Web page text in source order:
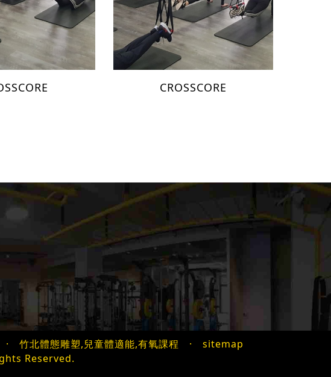
CROSSCORE
· 竹北體態雕塑,兒童體適能,有氧課程 · sitemap
Reserved.